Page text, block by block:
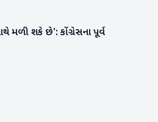
મળી શકે છે': કોંગ્રેસના પૂર્વ